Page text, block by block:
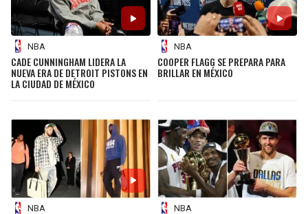
NBA
CADE CUNNINGHAM LIDERA LA
NUEVA ERA DE DETROIT PISTONS EN
LA CIUDAD DE MÉXICO
NBA
COOPER FLAGG SE PREPARA PARA
BRILLAR EN MÉXICO
NBA NBA